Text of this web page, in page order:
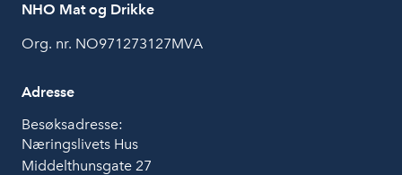
NHO Mat og Drikke
Org. nr. NO971273127MVA
Adresse
Besøksadresse:
Næringslivets Hus
Middelthunsgate 27